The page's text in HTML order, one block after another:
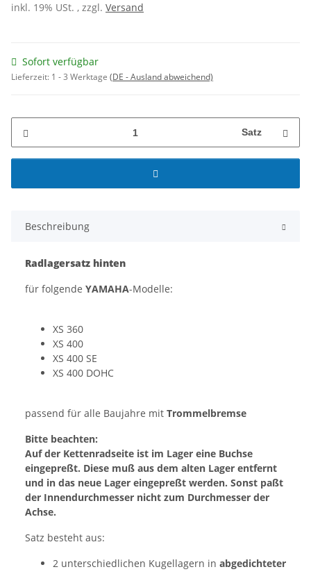
inkl. 19% USt. , zzgl. Versand
Sofort verfügbar
Lieferzeit: 1 - 3 Werktage (DE - Ausland abweichend)
Satz
Beschreibung
Radlagersatz hinten
für folgende YAMAHA-Modelle:
XS 360
XS 400
XS 400 SE
XS 400 DOHC
passend für alle Baujahre mit Trommelbremse
Bitte beachten:
Auf der Kettenradseite ist im Lager eine Buchse
eingepreßt. Diese muß aus dem alten Lager entfernt
und in das neue Lager eingepreßt werden. Sonst paßt
der Innendurchmesser nicht zum Durchmesser der
Achse.
Satz besteht aus:
2 unterschiedlichen Kugellagern in abgedichteter